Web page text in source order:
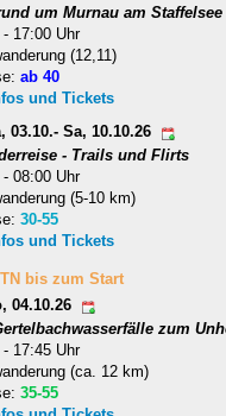
um Murnau am Staffelsee
17:00 Uhr
(12,11)
ab 40
und Tickets
03.10.- Sa, 10.10.26
- Trails und Flirts
08:00 Uhr
(5-10 km)
30-55
und Tickets
bis zum Start
04.10.26
zum
17:45 Uhr
(ca. 12 km)
35-55